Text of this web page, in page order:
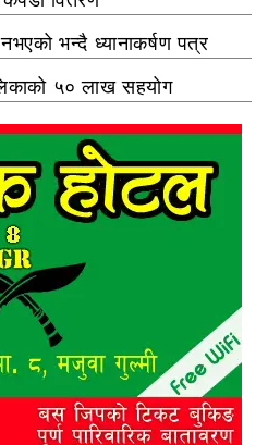
भन्दै ध्यानाकर्षण पत्र
५० लाख सहयोग